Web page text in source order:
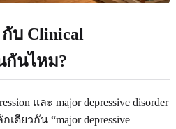
บ Clinical
กันไหม?
และ major depressive disorder
ดียวกัน “major depressive